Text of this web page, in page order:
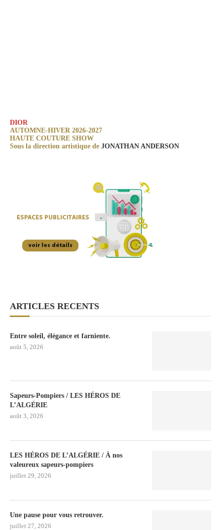
DIOR
AUTOMNE-HIVER 2026-2027
HAUTE COUTURE SHOW
Sous la direction artistique de JONATHAN ANDERSON
ARTICLES RECENTS
Entre soleil, élégance et farniente.
août 5, 2026
Sapeurs-Pompiers / LES HÉROS DE
L’ALGÉRIE
août 3, 2026
LES HÉROS DE L’ALGÉRIE / À nos
valeureux sapeurs-pompiers
juillet 29, 2026
Une pause pour vous retrouver.
juillet 27, 2026